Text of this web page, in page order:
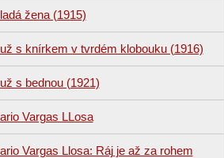
žena (1915)
s knírkem v tvrdém klobouku (1916)
s bednou (1921)
Vargas LLosa
Vargas Llosa: Ráj je až za rohem